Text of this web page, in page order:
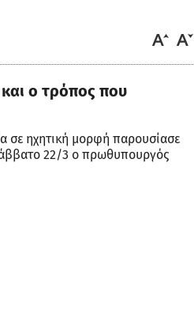
και ο τρόπος που
σε ηχητική μορφή παρουσίασε
22/3 ο πρωθυπουργός